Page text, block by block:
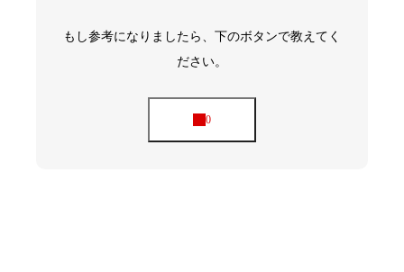
もし参考になりましたら、下のボタンで教えてく
ださい。